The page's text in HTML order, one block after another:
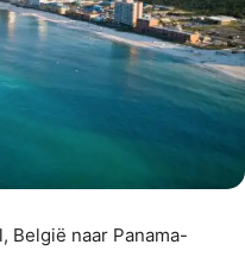
België naar Panama-